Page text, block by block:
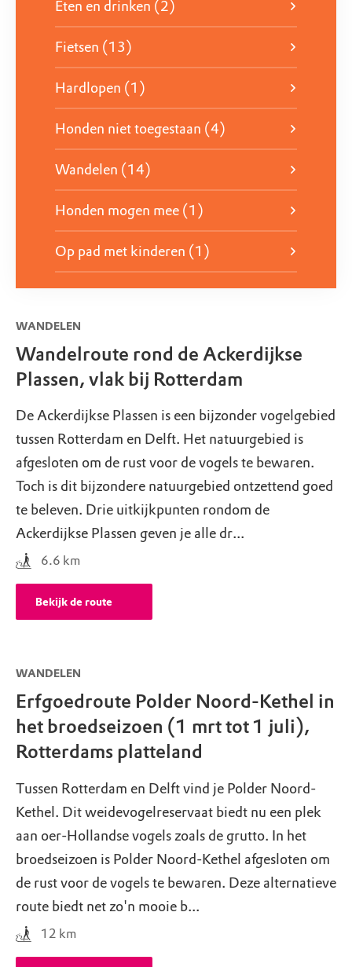
het prachtige landschap van Midden-Delfland. Leer
alles over de kunstenaars van de Haagse School en
beleef de omgeving door hun ogen.
Eten en drinken (2)
Fietsen (13)
Hardlopen (1)
Honden niet toegestaan (4)
Wandelen (14)
Honden mogen mee (1)
Op pad met kinderen (1)
WANDELEN
Wandelroute rond de Ackerdijkse
Plassen, vlak bij Rotterdam
De Ackerdijkse Plassen is een bijzonder vogelgebied
tussen Rotterdam en Delft. Het natuurgebied is
afgesloten om de rust voor de vogels te bewaren.
Toch is dit bijzondere natuurgebied ontzettend goed
te beleven. Drie uitkijkpunten rondom de
Ackerdijkse Plassen geven je alle dr...
6.6 km
Bekijk de route
WANDELEN
Erfgoedroute Polder Noord-Kethel in
het broedseizoen (1 mrt tot 1 juli),
Rotterdams platteland
Tussen Rotterdam en Delft vind je Polder Noord-
Kethel. Dit weidevogelreservaat biedt nu een plek
aan oer-Hollandse vogels zoals de grutto. In het
broedseizoen is Polder Noord-Kethel afgesloten om
de rust voor de vogels te bewaren. Deze alternatieve
route biedt net zo'n mooie b...
12 km